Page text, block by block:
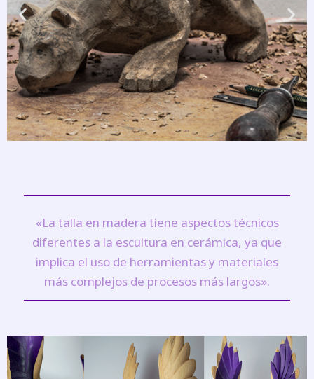
«La talla en madera tiene aspectos técnicos
diferentes a la escultura en cerámica, ya que
implica el uso de herramientas y materiales
más complejos de procesos más largos».